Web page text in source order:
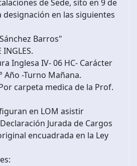
de Sede, sito en 9 de
designación en las siguientes
Barros"
INGLES.
Inglesa IV- 06 HC- Carácter
Año -Turno Mañana.
Por carpeta medica de la Prof.
en LOM asistir
Jurada de Cargos
encuadrada en la Ley